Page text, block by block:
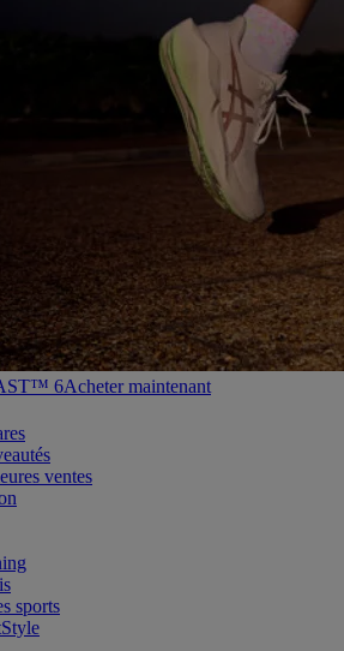
6Acheter maintenant
ventes
sports